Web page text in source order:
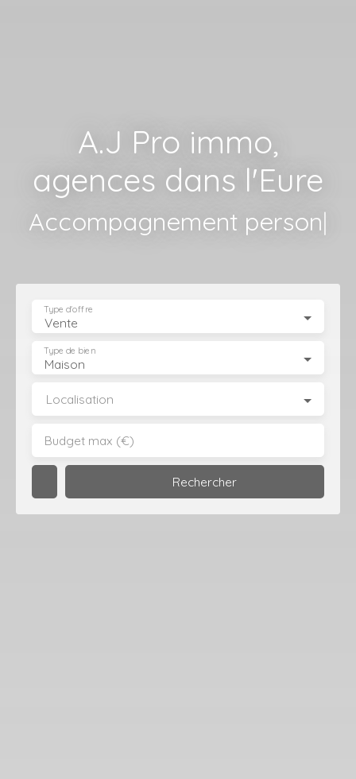
A.J Pro immo,
agences dans l'Eure
Accompagnement
personnalisé,|
Vente
Type d'offre
Maison
Type de bien
Localisation
Budget max (€)
Rechercher